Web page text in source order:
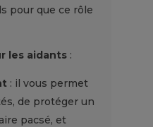
pour que ce rôle
les aidants:
: il vous permet
de protéger un
pacsé, et